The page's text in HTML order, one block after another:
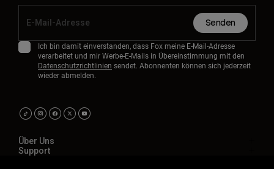
Senden
Ich bin damit einverstanden, dass Fox meine E-Mail-Adresse
verarbeitet und mir Werbe-E-Mails in Übereinstimmung mit den
Datenschutzrichtlinien sendet. Abonnenten können sich jederzeit
wieder abmelden.
Über Uns
Support